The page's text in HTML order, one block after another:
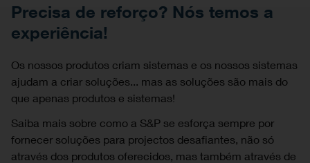
Precisa de reforço? Nós temos a
experiência!
Os nossos produtos criam sistemas e os nossos sistemas
ajudam a criar soluções... mas as soluções são mais do
que apenas produtos e sistemas!
Saiba mais sobre como a S&P se esforça sempre por
fornecer soluções para projectos desafiantes, não só
através dos produtos oferecidos, mas também através de